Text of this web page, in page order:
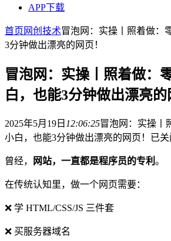
APP下载
首页 网创技术冒泡网：实操丨照着做：
3分钟做出漂亮的网页！
冒泡网：实操丨照着做：
白，也能3分钟做出漂亮的
2025年5月19日 12:06:25冒泡网：实操丨
小白，也能3分钟做出漂亮的网页！ 已
曾经， 网站，一直都是程序员的专利 。
在传统认知里，做一个网页需要：
❌ 学 HTML/CSS/JS 三件套
❌ 买服务器域名